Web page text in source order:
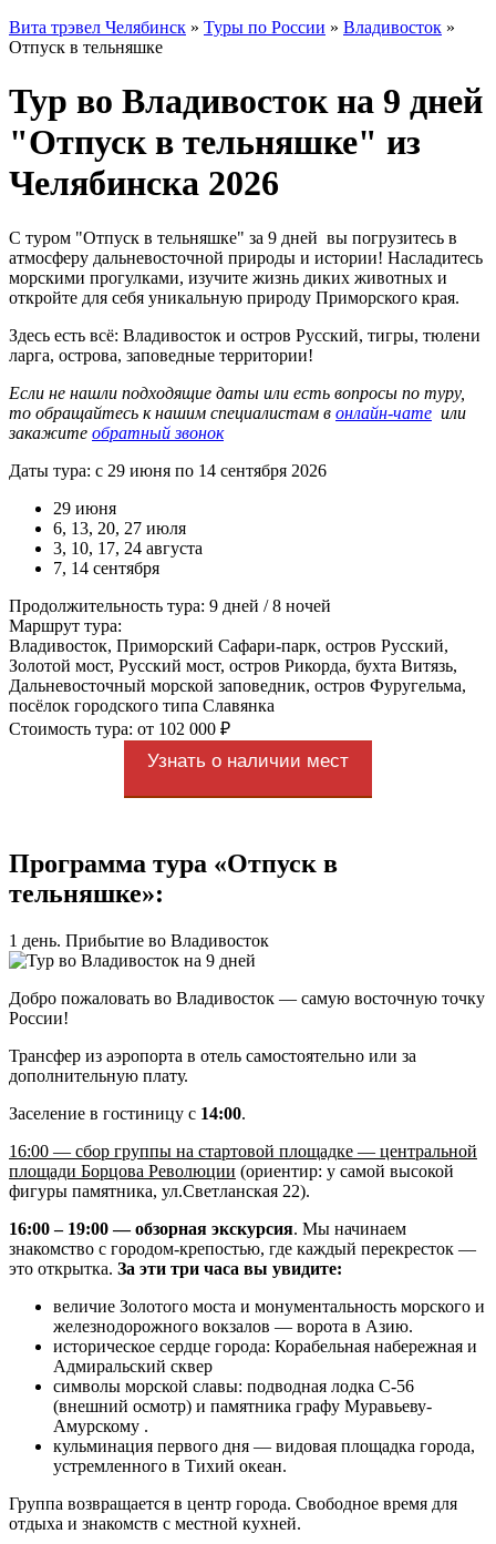
Вита трэвел Челябинск » Туры по России » Владивосток »
Отпуск в тельняшке
Тур во Владивосток на 9 дней
"Отпуск в тельняшке" из
Челябинска 2026
С туром "Отпуск в тельняшке" за 9 дней вы погрузитесь в
атмосферу дальневосточной природы и истории! Насладитесь
морскими прогулками, изучите жизнь диких животных и
откройте для себя уникальную природу Приморского края.
Здесь есть всё: Владивосток и остров Русский, тигры, тюлени
ларга, острова, заповедные территории!
Если не нашли подходящие даты или есть вопросы по туру,
то обращайтесь к нашим специалистам в онлайн-чате или
закажите обратный звонок
Даты тура: с 29 июня по 14 сентября 2026
29 июня
6, 13, 20, 27 июля
3, 10, 17, 24 августа
7, 14 сентября
Продолжительность тура: 9 дней / 8 ночей
Маршрут тура:
Владивосток, Приморский Сафари-парк, остров Русский,
Золотой мост, Русский мост, остров Рикорда, бухта Витязь,
Дальневосточный морской заповедник, остров Фуругельма,
посёлок городского типа Славянка
Стоимость тура: от 102 000 ₽
Узнать о наличии мест
Программа тура «Отпуск в
тельняшке»:
1 день. Прибытие во Владивосток
Добро пожаловать во Владивосток — самую восточную точку
России!
Трансфер из аэропорта в отель самостоятельно или за
дополнительную плату.
Заселение в гостиницу с 14:00.
16:00 — сбор группы на стартовой площадке — центральной
площади Борцова Революции (ориентир: у самой высокой
фигуры памятника, ул.Светланская 22).
16:00 – 19:00 — обзорная экскурсия. Мы начинаем
знакомство с городом-крепостью, где каждый перекресток —
это открытка. За эти три часа вы увидите:
величие Золотого моста и монументальность морского и
железнодорожного вокзалов — ворота в Азию.
историческое сердце города: Корабельная набережная и
Адмиральский сквер
символы морской славы: подводная лодка С-56
(внешний осмотр) и памятника графу Муравьеву-
Амурскому .
кульминация первого дня — видовая площадка города,
устремленного в Тихий океан.
Группа возвращается в центр города. Свободное время для
отдыха и знакомств с местной кухней.